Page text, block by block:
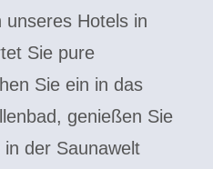
unseres Hotels in
Sie pure
Sie ein in das
genießen Sie
der Saunawelt